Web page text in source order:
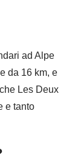
ad Alpe
da 16 km, e
Les Deux
e tanto